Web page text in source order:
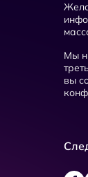
Мы
вы